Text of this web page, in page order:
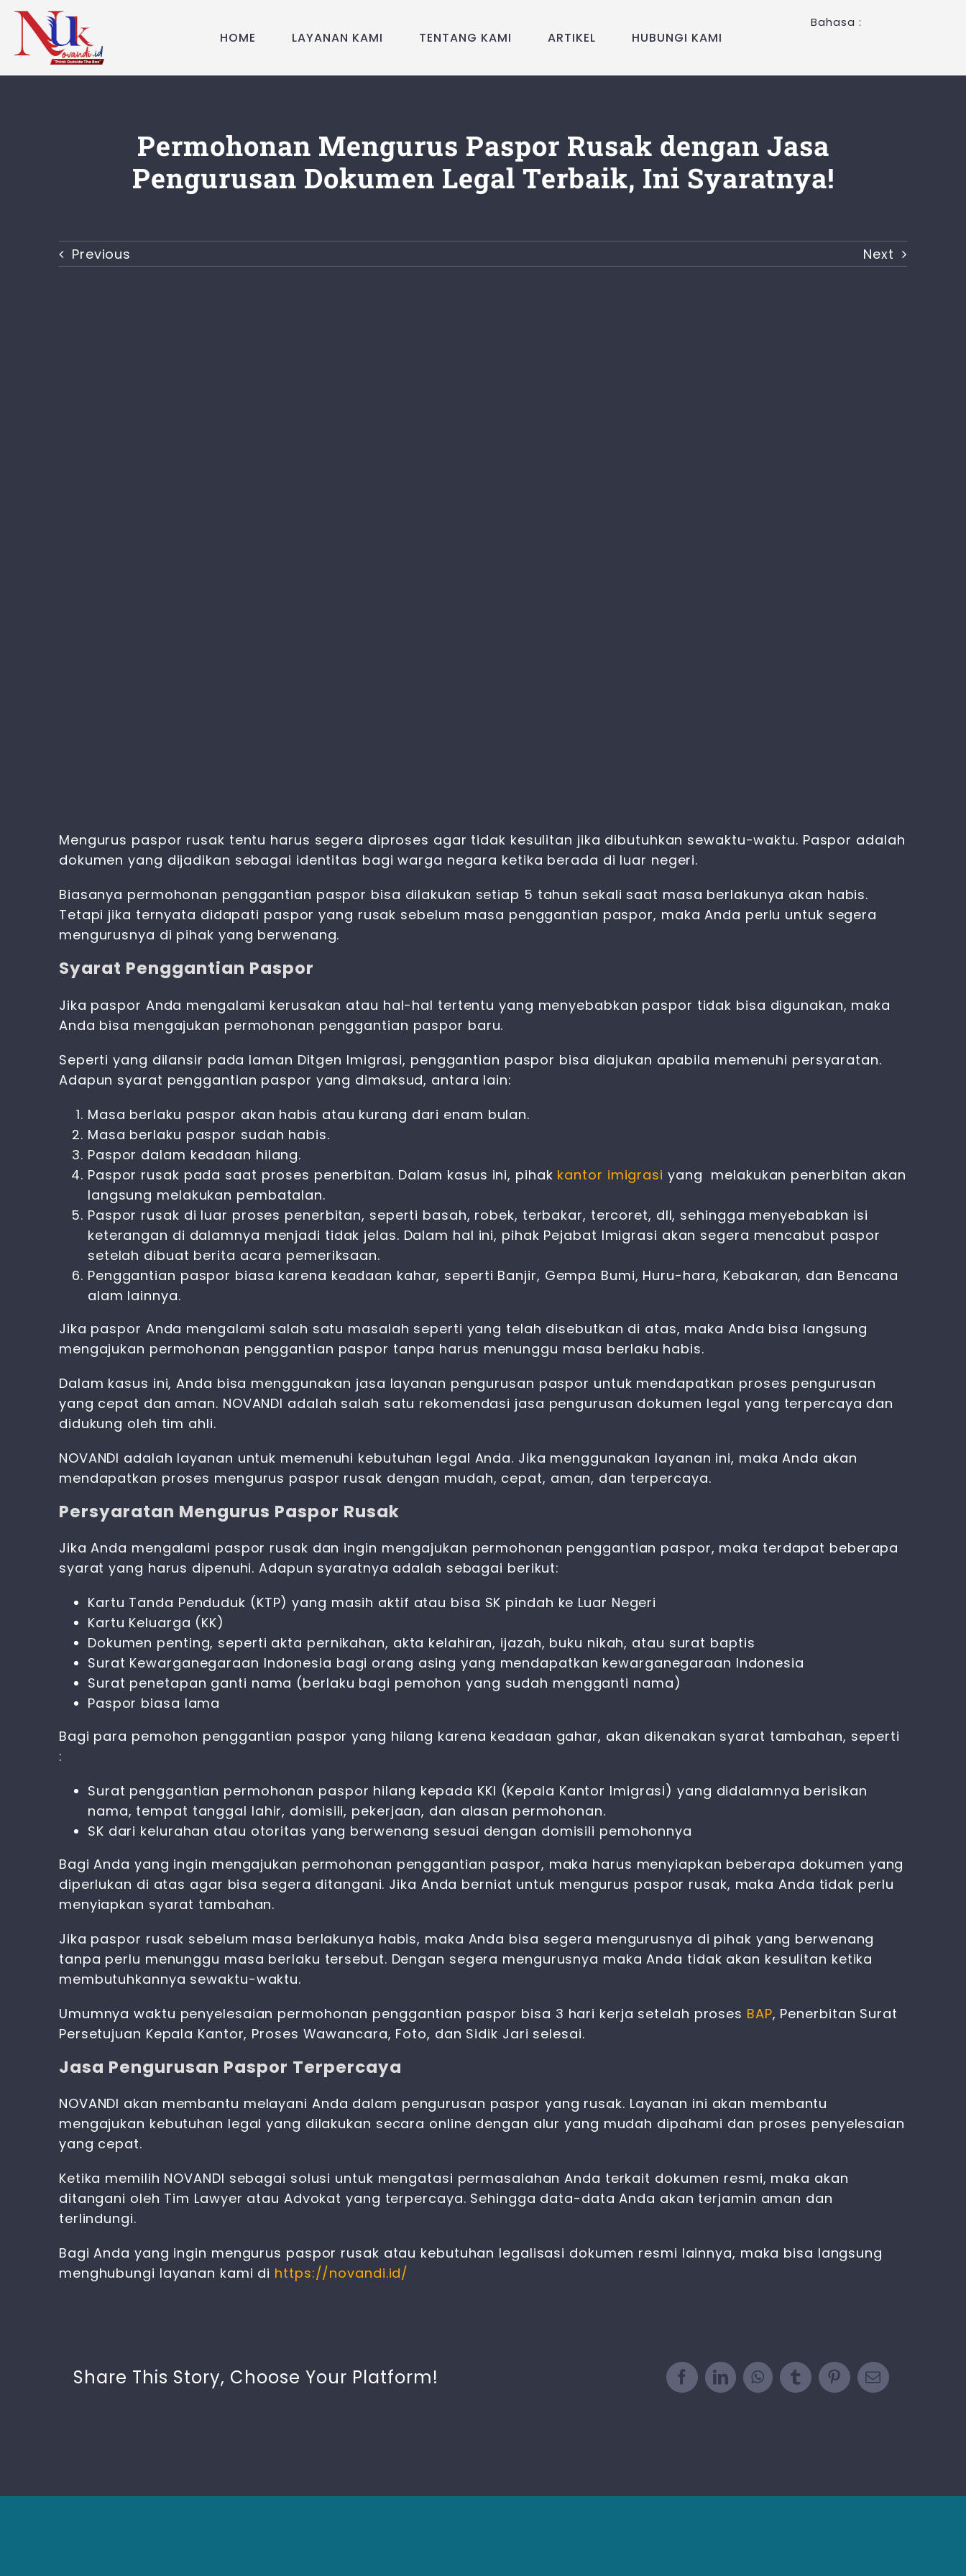
Skip
content
HOME LAYANAN KAMI TENTANG KAMI ARTIKEL HUBUNGI KAMI
Bahasa :
Permohonan Mengurus Paspor Rusak dengan Jasa
Pengurusan Dokumen Legal Terbaik, Ini Syaratnya!
Previous Next
Mengurus paspor rusak tentu harus segera diproses agar tidak kesulitan jika dibutuhkan sewaktu-waktu. Paspor adalah
dokumen yang dijadikan sebagai identitas bagi warga negara ketika berada di luar negeri.
Biasanya permohonan penggantian paspor bisa dilakukan setiap 5 tahun sekali saat masa berlakunya akan habis.
Tetapi jika ternyata didapati paspor yang rusak sebelum masa penggantian paspor, maka Anda perlu untuk segera
mengurusnya di pihak yang berwenang.
Syarat Penggantian Paspor
Jika paspor Anda mengalami kerusakan atau hal-hal tertentu yang menyebabkan paspor tidak bisa digunakan, maka
Anda bisa mengajukan permohonan penggantian paspor baru.
Seperti yang dilansir pada laman Ditgen Imigrasi, penggantian paspor bisa diajukan apabila memenuhi persyaratan.
Adapun syarat penggantian paspor yang dimaksud, antara lain:
Masa berlaku paspor akan habis atau kurang dari enam bulan.
Masa berlaku paspor sudah habis.
Paspor dalam keadaan hilang.
Paspor rusak pada saat proses penerbitan. Dalam kasus ini, pihak kantor imigrasi yang melakukan penerbitan akan
langsung melakukan pembatalan.
Paspor rusak di luar proses penerbitan, seperti basah, robek, terbakar, tercoret, dll, sehingga menyebabkan isi
keterangan di dalamnya menjadi tidak jelas. Dalam hal ini, pihak Pejabat Imigrasi akan segera mencabut paspor
setelah dibuat berita acara pemeriksaan.
Penggantian paspor biasa karena keadaan kahar, seperti Banjir, Gempa Bumi, Huru-hara, Kebakaran, dan Bencana
alam lainnya.
Jika paspor Anda mengalami salah satu masalah seperti yang telah disebutkan di atas, maka Anda bisa langsung
mengajukan permohonan penggantian paspor tanpa harus menunggu masa berlaku habis.
Dalam kasus ini, Anda bisa menggunakan jasa layanan pengurusan paspor untuk mendapatkan proses pengurusan
yang cepat dan aman. NOVANDI adalah salah satu rekomendasi jasa pengurusan dokumen legal yang terpercaya dan
didukung oleh tim ahli.
NOVANDI adalah layanan untuk memenuhi kebutuhan legal Anda. Jika menggunakan layanan ini, maka Anda akan
mendapatkan proses mengurus paspor rusak dengan mudah, cepat, aman, dan terpercaya.
Persyaratan Mengurus Paspor Rusak
Jika Anda mengalami paspor rusak dan ingin mengajukan permohonan penggantian paspor, maka terdapat beberapa
syarat yang harus dipenuhi. Adapun syaratnya adalah sebagai berikut:
Kartu Tanda Penduduk (KTP) yang masih aktif atau bisa SK pindah ke Luar Negeri
Kartu Keluarga (KK)
Dokumen penting, seperti akta pernikahan, akta kelahiran, ijazah, buku nikah, atau surat baptis
Surat Kewarganegaraan Indonesia bagi orang asing yang mendapatkan kewarganegaraan Indonesia
Surat penetapan ganti nama (berlaku bagi pemohon yang sudah mengganti nama)
Paspor biasa lama
Bagi para pemohon penggantian paspor yang hilang karena keadaan gahar, akan dikenakan syarat tambahan, seperti
:
Surat penggantian permohonan paspor hilang kepada KKI (Kepala Kantor Imigrasi) yang didalamnya berisikan
nama, tempat tanggal lahir, domisili, pekerjaan, dan alasan permohonan.
SK dari kelurahan atau otoritas yang berwenang sesuai dengan domisili pemohonnya
Bagi Anda yang ingin mengajukan permohonan penggantian paspor, maka harus menyiapkan beberapa dokumen yang
diperlukan di atas agar bisa segera ditangani. Jika Anda berniat untuk mengurus paspor rusak, maka Anda tidak perlu
menyiapkan syarat tambahan.
Jika paspor rusak sebelum masa berlakunya habis, maka Anda bisa segera mengurusnya di pihak yang berwenang
tanpa perlu menunggu masa berlaku tersebut. Dengan segera mengurusnya maka Anda tidak akan kesulitan ketika
membutuhkannya sewaktu-waktu.
Umumnya waktu penyelesaian permohonan penggantian paspor bisa 3 hari kerja setelah proses BAP, Penerbitan Surat
Persetujuan Kepala Kantor, Proses Wawancara, Foto, dan Sidik Jari selesai.
Jasa Pengurusan Paspor Terpercaya
NOVANDI akan membantu melayani Anda dalam pengurusan paspor yang rusak. Layanan ini akan membantu
mengajukan kebutuhan legal yang dilakukan secara online dengan alur yang mudah dipahami dan proses penyelesaian
yang cepat.
Ketika memilih NOVANDI sebagai solusi untuk mengatasi permasalahan Anda terkait dokumen resmi, maka akan
ditangani oleh Tim Lawyer atau Advokat yang terpercaya. Sehingga data-data Anda akan terjamin aman dan
terlindungi.
Bagi Anda yang ingin mengurus paspor rusak atau kebutuhan legalisasi dokumen resmi lainnya, maka bisa langsung
menghubungi layanan kami di https://novandi.id/
Share This Story, Choose Your Platform!